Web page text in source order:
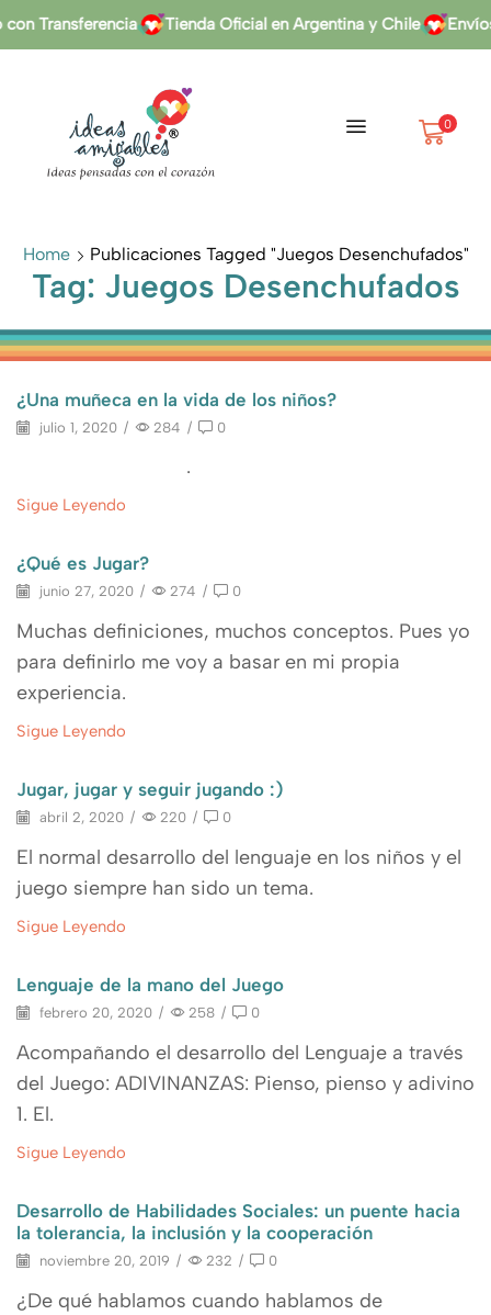
Transferencia Tienda Oficial en Argentina y Chile Envíos
0
Home Publicaciones Tagged "juegos Desenchufados"
Tag: Juegos Desenchufados
¿Una muñeca en la vida de los niños?
julio 1, 2020 / 284 / 0
.
Sigue Leyendo
¿Qué es Jugar?
junio 27, 2020 / 274 / 0
Muchas definiciones, muchos conceptos. Pues yo
para definirlo me voy a basar en mi propia
experiencia.
Sigue Leyendo
Jugar, jugar y seguir jugando :)
abril 2, 2020 / 220 / 0
El normal desarrollo del lenguaje en los niños y el
juego siempre han sido un tema.
Sigue Leyendo
Lenguaje de la mano del Juego
febrero 20, 2020 / 258 / 0
Acompañando el desarrollo del Lenguaje a través
del Juego: ADIVINANZAS: Pienso, pienso y adivino
1. El.
Sigue Leyendo
Desarrollo de Habilidades Sociales: un puente hacia
la tolerancia, la inclusión y la cooperación
noviembre 20, 2019 / 232 / 0
¿De qué hablamos cuando hablamos de